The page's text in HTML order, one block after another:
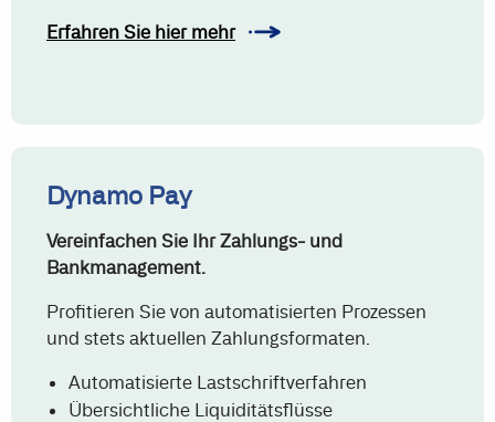
Erfahren Sie hier mehr
Dynamo Pay
Vereinfachen Sie Ihr Zahlungs- und
Bankmanagement.
Profitieren Sie von automatisierten Prozessen
und stets aktuellen Zahlungsformaten.
Automatisierte Lastschriftverfahren
Übersichtliche Liquiditätsflüsse